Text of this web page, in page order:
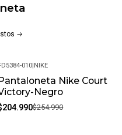
Es Lo Suficientemente
-20%
010|NIKE
Nike Court
Negro
$254.990